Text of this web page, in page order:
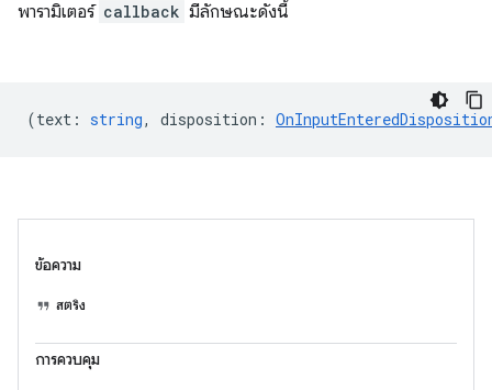
พารามิเตอร์ callback มีลักษณะดังนี้
(text : string, disposition :
ข้อความ
สตริง
การควบคุม